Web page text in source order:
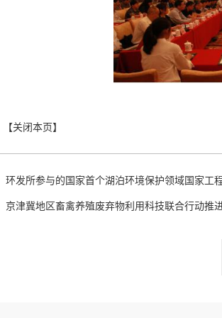
环发所参与的国家首个湖泊环境保护领域国家工
京津冀地区畜禽养殖废弃物利用科技联合行动推